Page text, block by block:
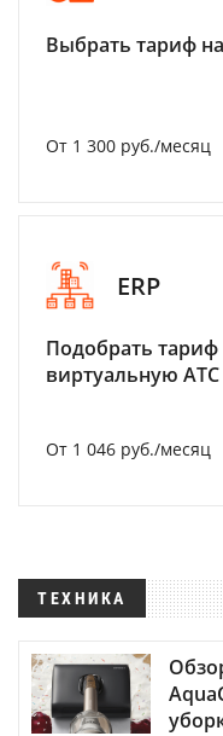
Выбрать тариф
От 1 300 руб./месяц
ERP
Подобрать
виртуальную АТС
От 1 046 руб./месяц
ТЕХНИКА